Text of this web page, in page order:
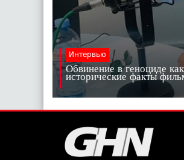
Интервью
Обвинение в геноциде
исторические факты